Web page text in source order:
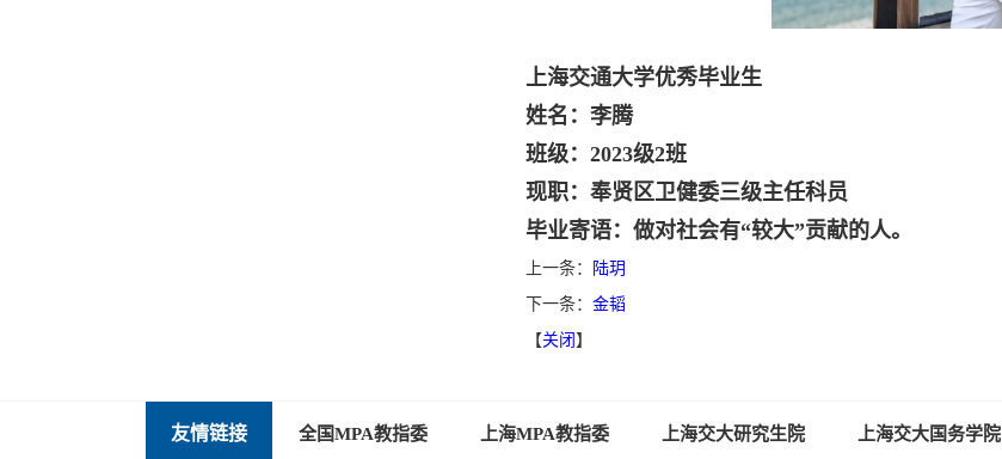
上海交通大学优秀毕业生
姓名：李腾
班级：2023级2班
现职：奉贤区卫健委三级主任科员
毕业寄语：做对社会有“较大”贡献的人。
上一条：
陆玥
下一条： 金韬
【关闭 】
友情链接 全国MPA教指委 上海MPA教指委 上海交大研究生院 上海交大国务学院